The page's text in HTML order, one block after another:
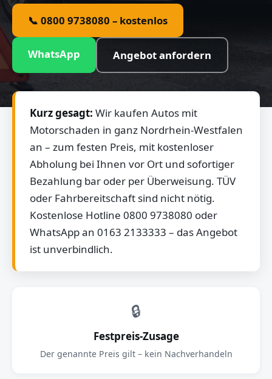
📞 0800 9738080 – kostenlos
WhatsApp Angebot anfordern
Kurz gesagt: Wir kaufen Autos mit
Motorschaden in ganz Nordrhein-Westfalen
an – zum festen Preis, mit kostenloser
Abholung bei Ihnen vor Ort und sofortiger
Bezahlung bar oder per Überweisung. TÜV
oder Fahrbereitschaft sind nicht nötig.
Kostenlose Hotline 0800 9738080 oder
WhatsApp an 0163 2133333 – das Angebot
ist unverbindlich.
🔒
Festpreis-Zusage
Der genannte Preis gilt – kein Nachverhandeln